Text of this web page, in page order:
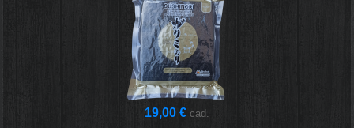
19,00 € cad.